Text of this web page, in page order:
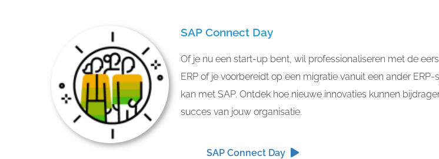
SAP Connect Day
Of je nu een start-up bent, wil professionaliseren met de
ERP of je voorbereidt op een migratie vanuit een ander
kan met SAP. Ontdek hoe nieuwe innovaties kunnen
succes van jouw organisatie.
SAP Connect Day